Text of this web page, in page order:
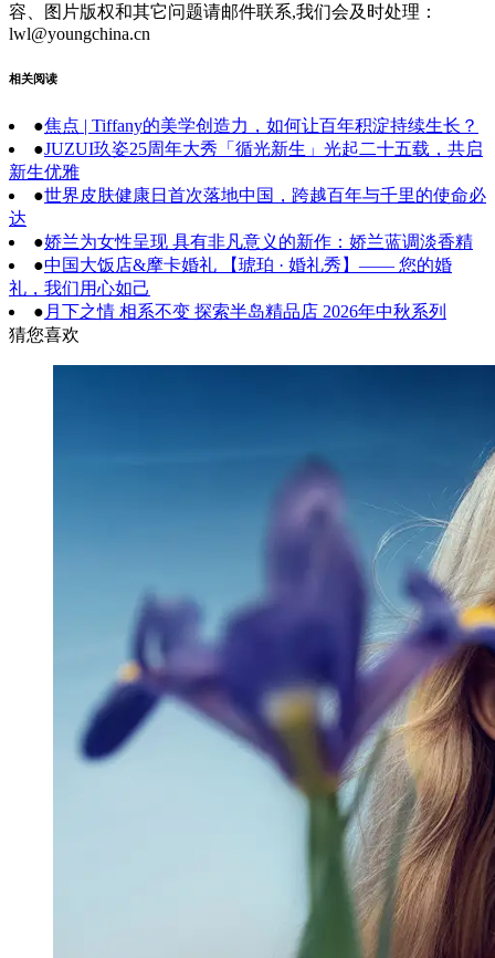
容、图片版权和其它问题请邮件联系,我们会及时处理：
lwl@youngchina.cn
相关阅读
●焦点 | Tiffany的美学创造力，如何让百年积淀持续生长？
●JUZUI玖姿25周年大秀「循光新生」光起二十五载，共启
新生优雅
●世界皮肤健康日首次落地中国，跨越百年与千里的使命必
达
●娇兰为女性呈现 具有非凡意义的新作：娇兰蓝调淡香精
●中国大饭店&摩卡婚礼 【琥珀 · 婚礼秀】—— 您的婚
礼，我们用心如己
● 月下之情 相系不变 探索半岛精品店 2026年中秋系列
猜您喜欢